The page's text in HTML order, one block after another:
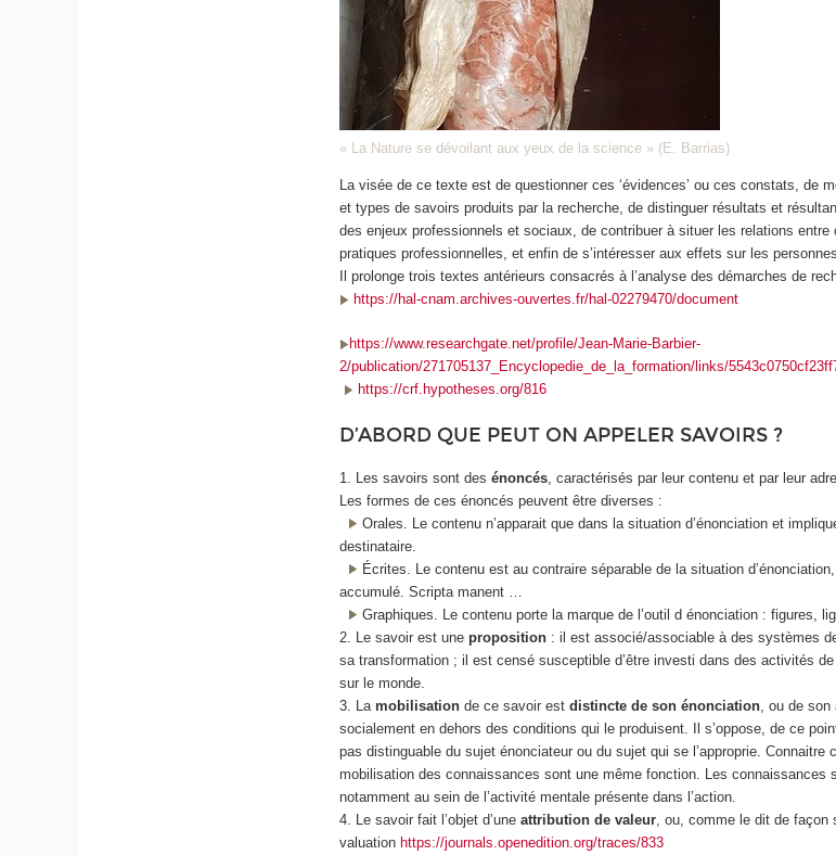
« La Nature se dévoilant aux yeux de la science » (E. Barrias)
La visée de ce texte est de questionner ces ‘évidences’ ou ces constats, de
et types de savoirs produits par la recherche, de distinguer résultats et
des enjeux professionnels et sociaux, de contribuer à situer les relations
pratiques professionnelles, et enfin de s’intéresser aux effets sur les
Il prolonge trois textes antérieurs consacrés à l’analyse des démarches de
https://hal-cnam.archives-ouvertes.fr/hal-02279470/document
https://www.researchgate.net/profile/Jean-Marie-Barbier-
2/publication/271705137_Encyclopedie_de_la_formation/links/
https://crf.hypotheses.org/816
D’ABORD QUE PEUT ON APPELER SAVOIRS ?
1. Les savoirs sont desénoncés , caractérisés par leur contenu et par leur
Les formes de ces énoncés peuvent être diverses :
Orales. Le contenu n’apparait que dans la situation d’énonciation et
destinataire.
Écrites. Le contenu est au contraire séparable de la situation
accumulé. Scripta manent …
Graphiques. Le contenu porte la marque de l’outil d énonciation : figures,
2. Le savoir est une proposition : il est associé/associable à des systèmes
sa transformation ; il est censé susceptible d’être investi dans des activités
sur le monde.
3. Lamobilisation de ce savoir estdistincte de son énonciation , ou de
socialement en dehors des conditions qui le produisent. Il s’oppose, de ce
pas distinguable du sujet énonciateur ou du sujet qui se l’approprie. Connaitre
mobilisation des connaissances sont une même fonction. Les connaissances
notamment au sein de l’activité mentale présente dans l’action.
4. Le savoir fait l’objet d’uneattribution de valeur , ou, comme le dit de
valuationhttps://journals.openedition.org/traces/833